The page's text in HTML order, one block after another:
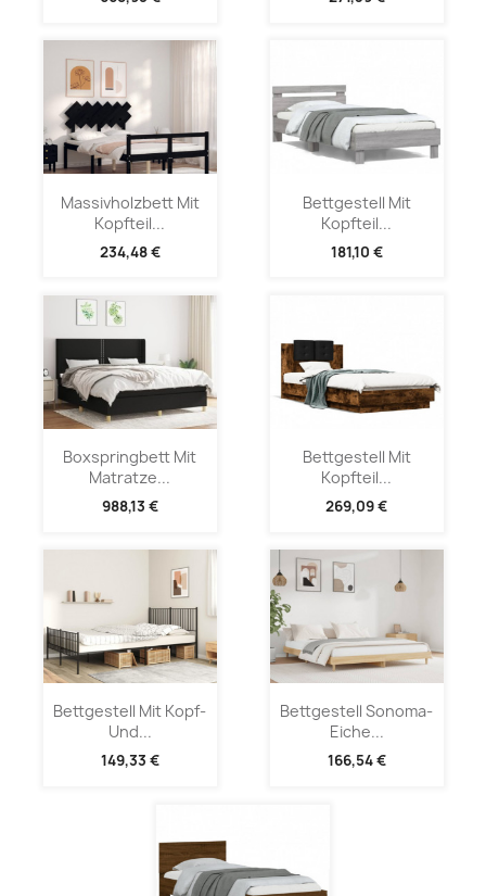
Massivholzbett Mit
Kopfteil...
234,48 €
Bettgestell Mit
Kopfteil...
181,10 €
Boxspringbett Mit
Matratze...
988,13 €
Bettgestell Mit
Kopfteil...
269,09 €
Bettgestell Mit Kopf-
Und...
149,33 €
Bettgestell Sonoma-
Eiche...
166,54 €